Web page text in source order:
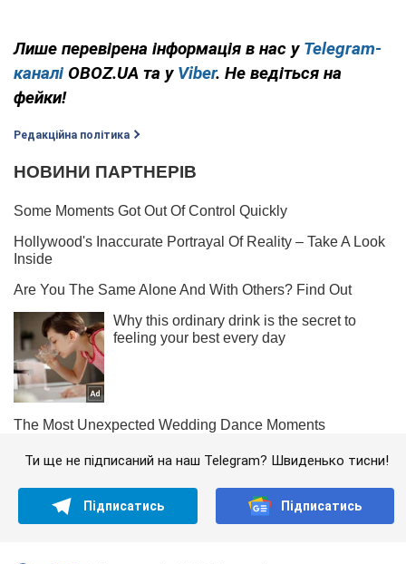
Лише перевірена інформація в нас у Telegram-
каналі OBOZ.UA та у Viber. Не ведіться на
фейки!
Редакційна політика
Ти ще не підписаний на наш Telegram? Швиденько тисни!
Підписатись Підписатись